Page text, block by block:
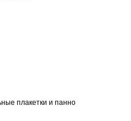
плакетки и панно